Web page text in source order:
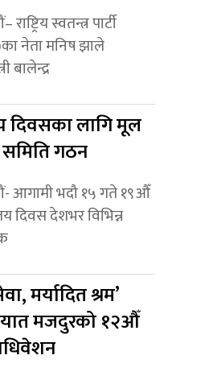
स्वतन्त्र पार्टी
नेता मनिष झाले
बालेन्द्र
दिवसका लागि मूल
गठन
आगामी भदौ १५ गते १९औँ
दिवस देशभर विभिन्न
मर्यादित श्रम’
मजदुरको १२औँ